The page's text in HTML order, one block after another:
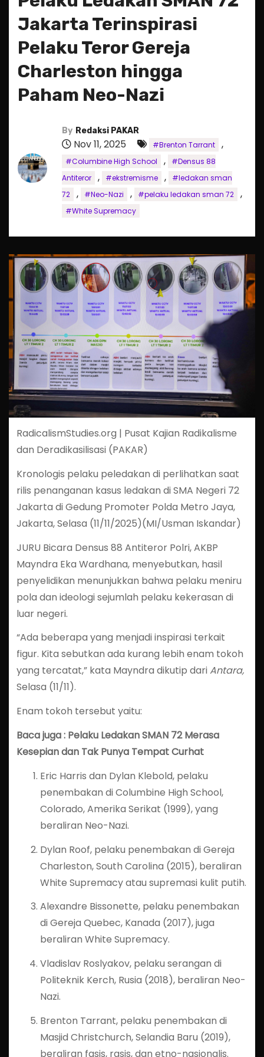
Jakarta Terinspirasi
Pelaku Teror Gereja
Charleston hingga
Paham Neo-Nazi
By Redaksi PAKAR
Nov 11, 2025 #Brenton Tarrant ,
#Columbine High School ,
#Densus 88
Antiteror
, #ekstremisme ,
#ledakan sman
72
, #Neo-Nazi , #pelaku ledakan sman 72 ,
#White Supremacy
RadicalismStudies.org | Pusat Kajian Radikalisme
dan Deradikasilisasi (PAKAR)
Kronologis pelaku peledakan di perlihatkan saat
rilis penanganan kasus ledakan di SMA Negeri 72
Jakarta di Gedung Promoter Polda Metro Jaya,
Jakarta, Selasa (11/11/2025)(MI/Usman Iskandar)
JURU Bicara Densus 88 Antiteror Polri, AKBP
Mayndra Eka Wardhana, menyebutkan, hasil
penyelidikan menunjukkan bahwa pelaku meniru
pola dan ideologi sejumlah pelaku kekerasan di
luar negeri.
“Ada beberapa yang menjadi inspirasi terkait
figur. Kita sebutkan ada kurang lebih enam tokoh
yang tercatat,” kata Mayndra dikutip dariAntara,
Selasa (11/11).
Enam tokoh tersebut yaitu:
Baca juga : Pelaku Ledakan SMAN 72 Merasa
Kesepian dan Tak Punya Tempat Curhat
Eric Harris dan Dylan Klebold, pelaku
penembakan di Columbine High School,
Colorado, Amerika Serikat (1999), yang
beraliran Neo-Nazi.
Dylan Roof, pelaku penembakan di Gereja
Charleston, South Carolina (2015), beraliran
White Supremacy atau supremasi kulit putih.
Alexandre Bissonette, pelaku penembakan
di Gereja Quebec, Kanada (2017), juga
beraliran White Supremacy.
Vladislav Roslyakov, pelaku serangan di
Politeknik Kerch, Rusia (2018), beraliran Neo-
Nazi.
Brenton Tarrant, pelaku penembakan di
Masjid Christchurch, Selandia Baru (2019),
beraliran fasis, rasis, dan etno-nasionalis.